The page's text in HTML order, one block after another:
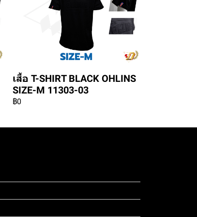
เสื้อ T-SHIRT BLACK OHLINS
SIZE-M 11303-03
฿0